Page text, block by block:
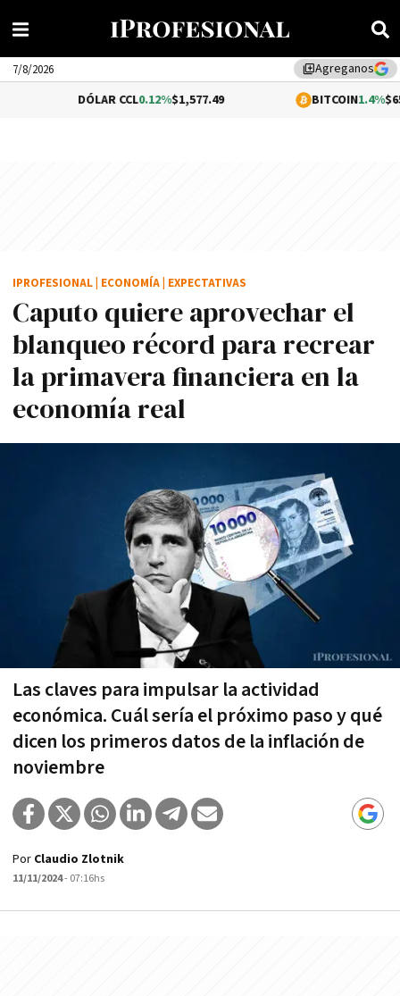
library_addAgreganos
7/8/2026
0.12%$1,577.49 1.4%$65,182.00
Caputo quiere aprovechar el
blanqueo récord para recrear
la primavera financiera en la
economía real
Las claves para impulsar la actividad
económica. Cuál sería el próximo paso y qué
dicen los primeros datos de la inflación de
noviembre
IPROFESIONAL ECONOMÍA EXPECTATIVAS
Por Claudio Zlotnik
11/11/2024- 07:16hs